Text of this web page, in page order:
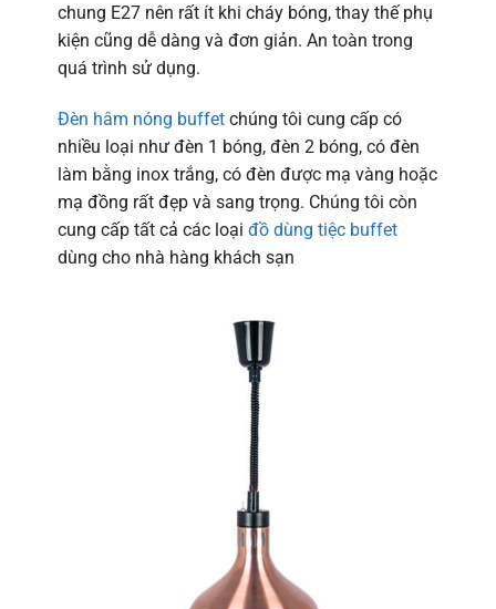
chung E27 nên rất ít khi cháy bóng, thay thế phụ
kiện cũng dễ dàng và đơn giản. An toàn trong
quá trình sử dụng.
Đèn hâm nóng buffetchúng tôi cung cấp có
nhiều loại như đèn 1 bóng, đèn 2 bóng, có đèn
làm bằng inox trắng, có đèn được mạ vàng hoặc
mạ đồng rất đẹp và sang trọng. Chúng tôi còn
cung cấp tất cả các loại đồ dùng tiệc buffet
dùng cho nhà hàng khách sạn